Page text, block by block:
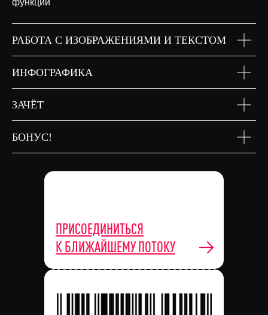
функции
РАБОТА С ИЗОБРАЖЕНИЯМИ И ТЕКСТОМ
ИНФОГРАФИКА
ЗАЧЁТ
БОНУС!
ПРИСОЕДИНИТЬСЯ
К БЛИЖАЙШЕМУ ПОТОКУ